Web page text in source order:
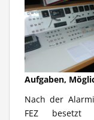
Aufgaben,
Nach der
FEZ